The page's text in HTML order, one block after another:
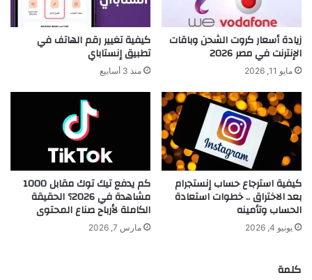
زيادة أسعار كروت الشحن وباقات
الإنترنت في مصر 2026
مايو 11, 2026
كيفية تغيير رقم الهاتف في
تطبيق إنستاباي
منذ 3 أسابيع
كيفية استرجاع حساب إنستجرام
بعد الاختراق .. خطوات استعادة
الحساب وتأمينه
يونيو 4, 2026
كم يدفع تيك توك مقابل 1000
مشاهدة في 2026؟ الحقيقة
الكاملة لأرباح صناع المحتوى
مارس 7, 2026
كلمة